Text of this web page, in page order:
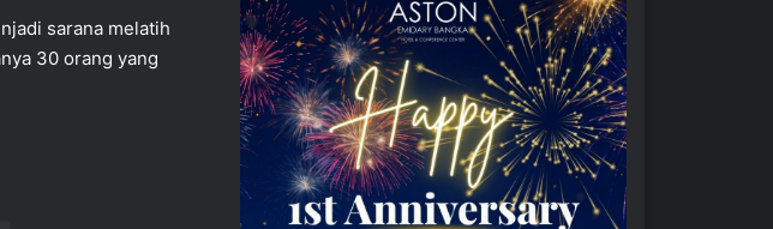
sarana melatih
30 orang yang